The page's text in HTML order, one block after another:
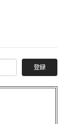
登録